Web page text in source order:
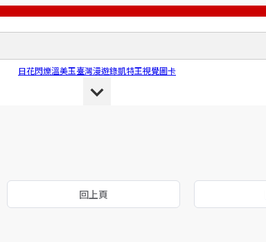
日花閃爍溫美玉臺灣漫遊錄凱特王視覺圖卡
回上頁